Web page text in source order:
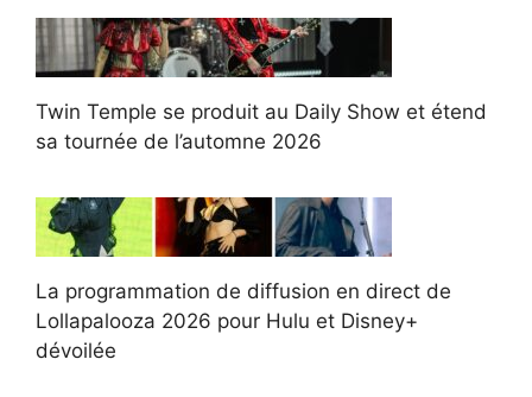
Twin Temple se produit au Daily Show et étend
sa tournée de l’automne 2026
La programmation de diffusion en direct de
Lollapalooza 2026 pour Hulu et Disney+
dévoilée